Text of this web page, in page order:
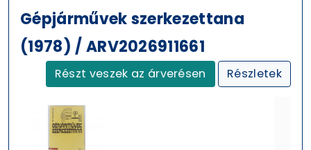
Gépjárművek szerkezettana
(1978) / ARV2026911661
Részt veszek az árverésen Részletek